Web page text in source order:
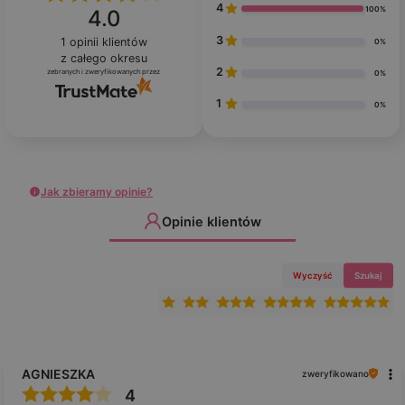
4.0
1 opinii klientów
z całego okresu
zebranych i zweryfikowanych przez
4 100%
3 0%
2 0%
1 0%
Jak zbieramy opinie?
Opinie klientów
Wyczyść Szukaj
AGNIESZKA zweryfikowano
4